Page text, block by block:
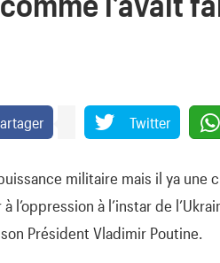
Twitter
militaire mais il ya une
l’oppression à l’instar de
Président Vladimir Poutine.